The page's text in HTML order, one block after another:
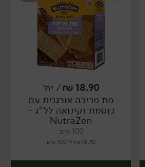
יח׳
18.90
₪/ יח׳
פת פריכה אורגנית עם
כוסמת וקינואה לל"ג -
NutraZen
100 גרם
18.90 ₪ ל-100 גרם